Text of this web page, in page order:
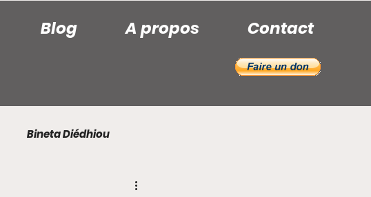
Blog A propos Contact
Bineta Diédhiou